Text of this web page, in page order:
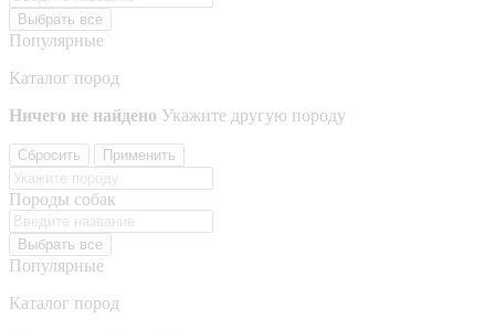
Выбрать все
Популярные
Каталог пород
Ничего не найдено Укажите другую породу
Сбросить Применить
Породы собак
Выбрать все
Популярные
Каталог пород